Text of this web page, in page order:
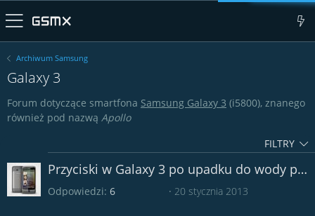
Archiwum Samsung
Galaxy 3
Forum dotyczące smartfona Samsung Galaxy 3 (i5800), znanego
również pod nazwą Apollo
FILTRY
Przyciski w Galaxy 3 po upadku do wody przestały działać
Odpowiedzi 6 20 stycznia 2013